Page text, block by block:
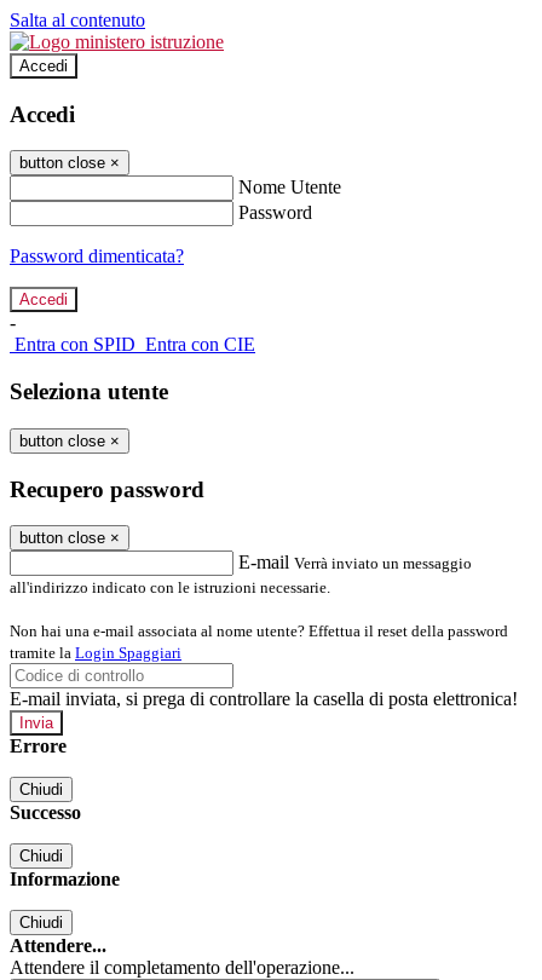
Salta al contenuto
Accedi
Accedi
button close ×
Nome Utente
Password
Password dimenticata?
-
Entra con SPID Entra con CIE
Seleziona utente
button close ×
Recupero password
button close ×
E-mail Verrà inviato un messaggio
all'indirizzo indicato con le istruzioni necessarie.
Non hai una e-mail associata al nome utente? Effettua il reset della password
tramite la Login Spaggiari
E-mail inviata, si prega di controllare la casella di posta elettronica!
Errore
Chiudi
Successo
Chiudi
Informazione
Chiudi
Attendere...
Attendere il completamento dell'operazione...